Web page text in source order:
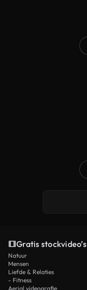
Gratis stockvideo’s
Natuur
Mensen
Liefde & Relaties
- Fitness
Aerial videografie